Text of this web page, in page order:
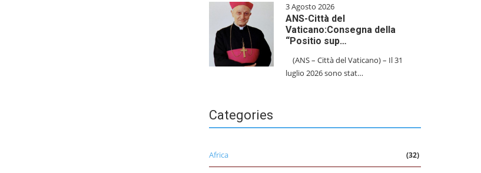
3 Agosto 2026
ANS-Città del
Vaticano:Consegna della
“Positio sup…
(ANS – Città del Vaticano) – Il 31
luglio 2026 sono stat…
Categories
Africa (32)